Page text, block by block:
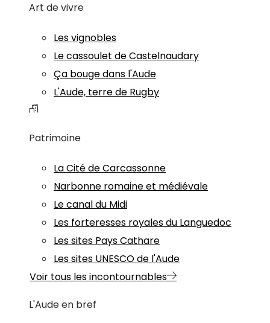
Art de vivre
Les vignobles
Le cassoulet de Castelnaudary
Ça bouge dans l'Aude
L'Aude, terre de Rugby
Patrimoine
La Cité de Carcassonne
Narbonne romaine et médiévale
Le canal du Midi
Les forteresses royales du Languedoc
Les sites Pays Cathare
Les sites UNESCO de l'Aude
Voir tous les incontournables
L'Aude en bref